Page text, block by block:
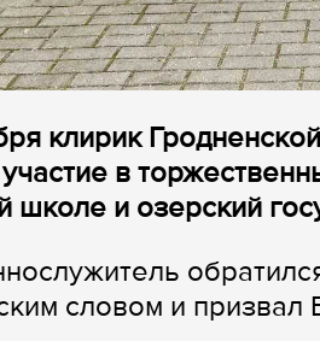
клирик
в
школе и озерский
словом и